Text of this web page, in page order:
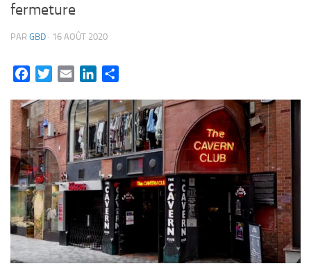
fermeture
PAR GBD · 16 AOÛT 2020
FacebookTwitterEmail LinkedIn